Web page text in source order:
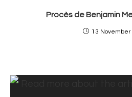
Procès de Benjamin
13 November